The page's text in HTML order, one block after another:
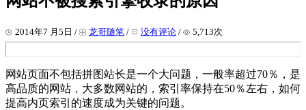
2014年7 月5日 / 龙哥随笔 / 没有评论 / 5,713次
网站页面不包括拼图站长是一个大问题，一般率超过70％，是
高品质的网站，大多数网站的，索引率保持在50％左右，如何
提高内页索引的速度成为关键的问题。